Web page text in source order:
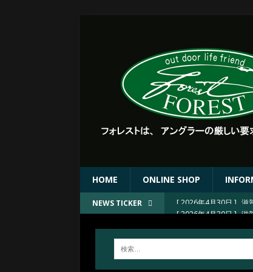
HOME ONLINE SHOP
NEWS TICKER [ 2026年4月30日 ] 滋